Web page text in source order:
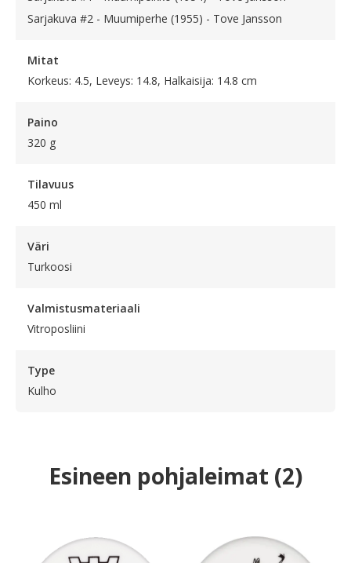
Sarjakuva #2 - Muumiperhe (1955) - Tove Jansson
Mitat
Korkeus: 4.5, Leveys: 14.8, Halkaisija: 14.8 cm
Paino
320 g
Tilavuus
450 ml
Väri
Turkoosi
Valmistusmateriaali
Vitroposliini
Type
Kulho
Esineen pohjaleimat (2)